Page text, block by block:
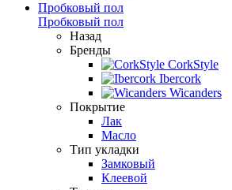
Пробковый пол
Пробковый пол
Назад
Бренды
CorkStyle
Ibercork
Wicanders
Покрытие
Лак
Масло
Тип укладки
Замковый
Клеевой